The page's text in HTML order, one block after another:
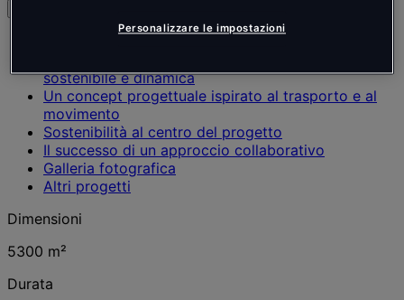
sostenibile e dinamica
Un concept progettuale ispirato al trasporto e al
movimento
Sostenibilità al centro del progetto
Il successo di un approccio collaborativo
Galleria fotografica
Altri progetti
Dimensioni
5300 m²
Durata
Personalizzare le impostazioni